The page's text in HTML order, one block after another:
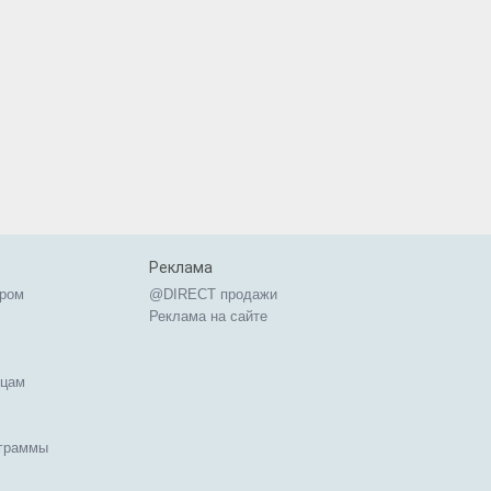
Реклама
@DIRECT продажи
Реклама на сайте